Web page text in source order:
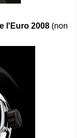
l'Euro 2008 (non